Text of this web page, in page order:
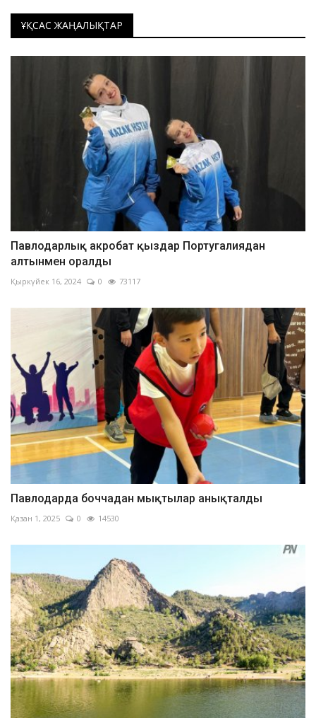
ҰҚСАС ЖАҢАЛЫҚТАР
Павлодарлық акробат қыздар Португалиядан
алтынмен оралды
Қыркүйек 16, 2024 0 73117
Павлодарда боччадан мықтылар анықталды
Қазан 1, 2025 0 14530